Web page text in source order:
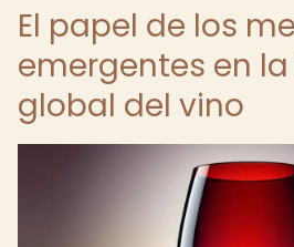
El papel de los
emergentes en
global del vino